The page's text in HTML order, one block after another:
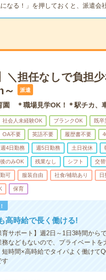
になる！」を押しておくと、派遣会
＼担任なしで負担
～
派遣
園 ＊職場見学OK！＊駅チカ、
社会人未経験OK ブランクOK 既卒
OA不要 英語不要 履歴書不要
週4日勤務 週5日勤務 土日祝休
のみOK 残業なし シフト 交
可 服装自由 社食/補助あり 日
保育
高時給で長く働ける!
育サポート】週2日～1日3時間か
などもないので、プライベート
短時間×高時給でタイパよく働け
す